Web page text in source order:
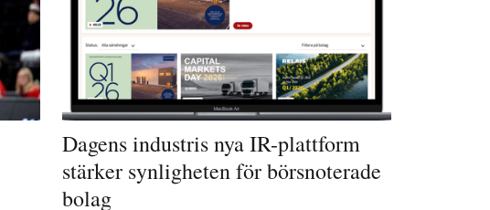
Dagens industris nya IR-plattform
stärker synligheten för börsnoterade
bolag